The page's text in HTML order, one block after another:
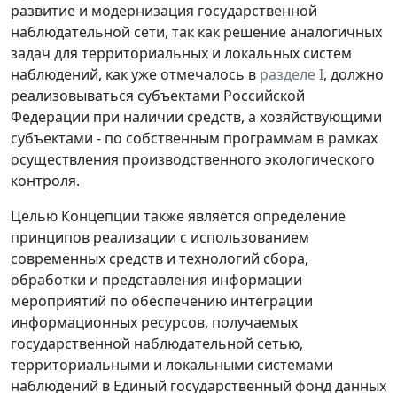
развитие и модернизация государственной
наблюдательной сети, так как решение аналогичных
задач для территориальных и локальных систем
наблюдений, как уже отмечалось в разделе I, должно
реализовываться субъектами Российской
Федерации при наличии средств, а хозяйствующими
субъектами - по собственным программам в рамках
осуществления производственного экологического
контроля.
Целью Концепции также является определение
принципов реализации с использованием
современных средств и технологий сбора,
обработки и представления информации
мероприятий по обеспечению интеграции
информационных ресурсов, получаемых
государственной наблюдательной сетью,
территориальными и локальными системами
наблюдений в Единый государственный фонд данных